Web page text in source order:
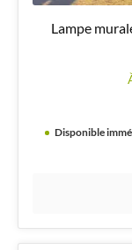
Lampe
Disponible